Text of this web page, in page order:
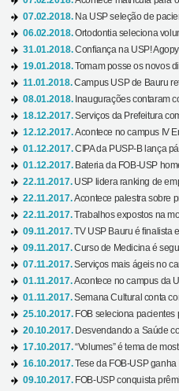
07.02.2018. Na USP seleção de
06.02.2018.Ortodontia seleciona
31.01.2018.Confiança na USP!
19.01.2018.Tomam posse os novos
11.01.2018.Campus USP de Bauru
08.01.2018. Inaugurações contaram
18.12.2017.Serviços da Prefeitura
12.12.2017.Acontece no campus IV
01.12.2017.CIPA da PUSP-B lança
01.12.2017. Bateria da FOB-USP
22.11.2017. USP lidera ranking de
22.11.2017.Acontece palestra sobre
22.11.2017.Trabalhos expostos na
09.11.2017.TV USP Bauru é finalista
09.11.2017.Curso de Medicina é
07.11.2017.Serviços mais ágeis no
01.11.2017.Acontece no campus da
01.11.2017.Semana Cultural conta
25.10.2017. FOB seleciona pacientes
20.10.2017. Desvendando a Saúde
17.10.2017.“Volumes” é tema de
16.10.2017.Tese da FOB-USP
09.10.2017. FOB-USP conquista